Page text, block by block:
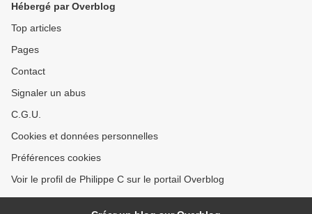
France Gall (paroles de
Michel Berger)
Hébergé par Overblog
Top articles
Pages
Contact
Signaler un abus
C.G.U.
Cookies et données personnelles
Préférences cookies
Voir le profil de Philippe C sur le portail Overblog